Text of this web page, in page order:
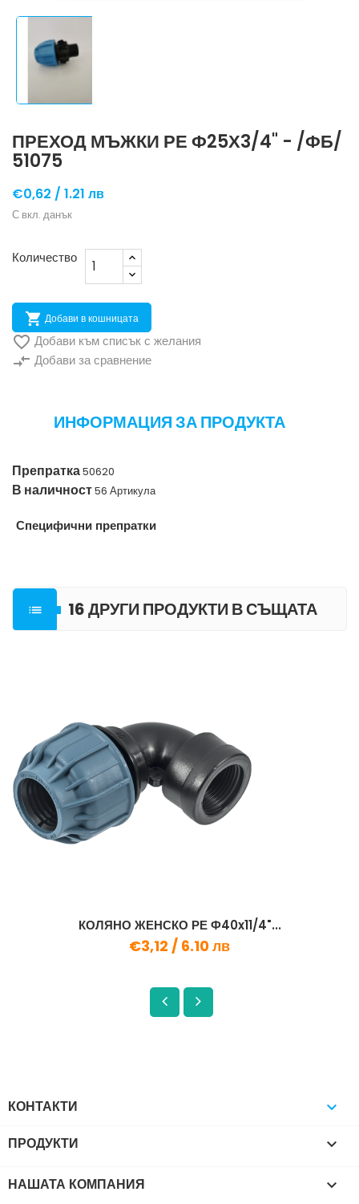
ПРЕХОД МЪЖКИ РЕ Ф25Х3/4" - /ФБ/
51075
€0,62 / 1.21 лв
С вкл. данък
Количество
 Добави в кошницата
 Добави към списък с желания
compare_arrows Добави за сравнение
ИНФОРМАЦИЯ ЗА ПРОДУКТА
Препратка50620
В наличност56 Артикула
Специфични препратки

16 ДРУГИ ПРОДУКТИ В СЪЩАТА
КОЛЯНО ЖЕНСКО РЕ Ф40x11/4"...
€3,12 / 6.10 лв
КОНТАКТИ 
ПРОДУКТИ 
НАШАТА КОМПАНИЯ 